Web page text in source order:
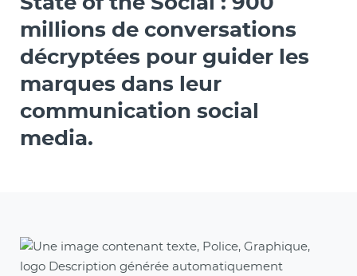
millions de conversations
décryptées pour guider les
marques dans leur
communication social
media.